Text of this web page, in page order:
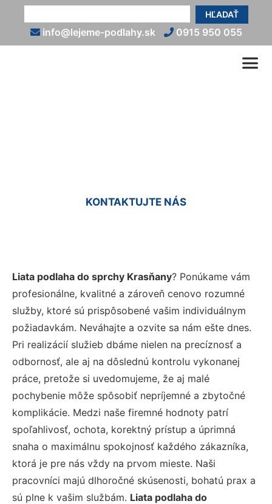
HĽADAŤ
info@lejeme-podlahy.sk 0915 950 055
KONTAKTUJTE NÁS
Liata podlaha do sprchy Krasňany? Ponúkame vám
profesionálne, kvalitné a zároveň cenovo rozumné
služby, ktoré sú prispôsobené vašim individuálnym
požiadavkám. Neváhajte a ozvite sa nám ešte dnes.
Pri realizácií služieb dbáme nielen na precíznosť a
odbornosť, ale aj na dôslednú kontrolu vykonanej
práce, pretože si uvedomujeme, že aj malé
pochybenie môže spôsobiť nepríjemné a zbytočné
komplikácie. Medzi naše firemné hodnoty patrí
spoľahlivosť, ochota, korektný prístup a úprimná
snaha o maximálnu spokojnosť každého zákazníka,
ktorá je pre nás vždy na prvom mieste. Naši
pracovníci majú dlhoročné skúsenosti, bohatú prax a
sú plne k vašim službám. Liata podlaha do